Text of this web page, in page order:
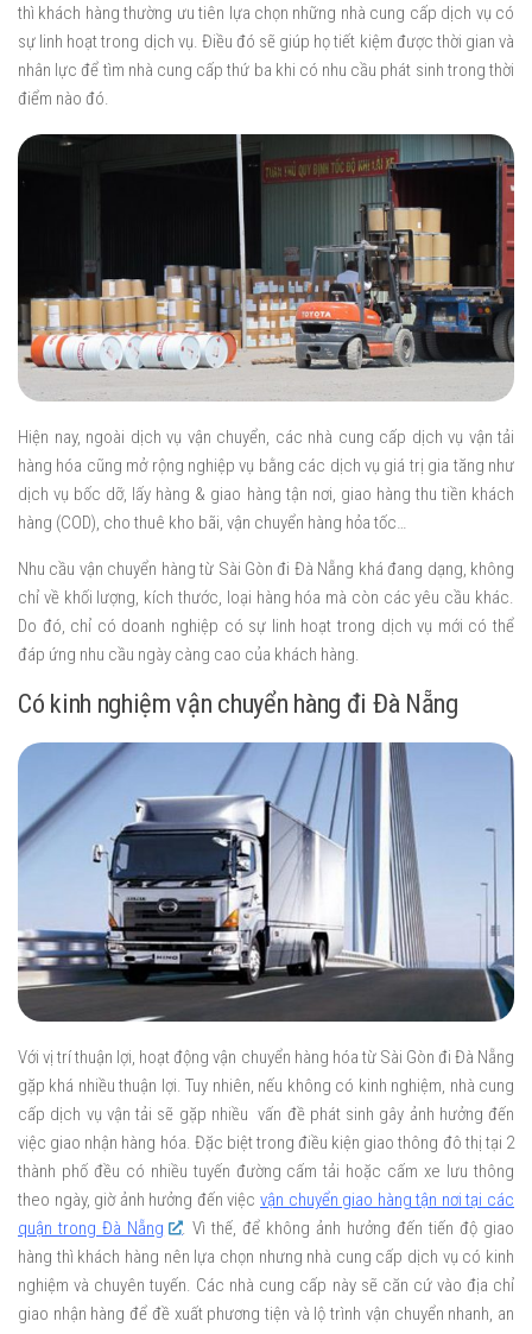
thì khách hàng thường ưu tiên lựa chọn những nhà cung cấp dịch vụ có
sự linh hoạt trong dịch vụ. Điều đó sẽ giúp họ tiết kiệm được thời gian và
nhân lực để tìm nhà cung cấp thứ ba khi có nhu cầu phát sinh trong thời
điểm nào đó.
Hiện nay, ngoài dịch vụ vận chuyển, các nhà cung cấp dịch vụ vận tải
hàng hóa cũng mở rộng nghiệp vụ bằng các dịch vụ giá trị gia tăng như
dịch vụ bốc dỡ, lấy hàng & giao hàng tận nơi, giao hàng thu tiền khách
hàng (COD), cho thuê kho bãi, vận chuyển hàng hỏa tốc…
Nhu cầu vận chuyển hàng từ Sài Gòn đi Đà Nẵng khá đang dạng, không
chỉ về khối lượng, kích thước, loại hàng hóa mà còn các yêu cầu khác.
Do đó, chỉ có doanh nghiệp có sự linh hoạt trong dịch vụ mới có thể
đáp ứng nhu cầu ngày càng cao của khách hàng.
Có kinh nghiệm vận chuyển hàng đi Đà Nẵng
Với vị trí thuận lợi, hoạt động vận chuyển hàng hóa từ Sài Gòn đi Đà Nẵng
gặp khá nhiều thuận lợi. Tuy nhiên, nếu không có kinh nghiệm, nhà cung
cấp dịch vụ vận tải sẽ gặp nhiều vấn đề phát sinh gây ảnh hưởng đến
việc giao nhận hàng hóa. Đặc biệt trong điều kiện giao thông đô thị tại 2
thành phố đều có nhiều tuyến đường cấm tải hoặc cấm xe lưu thông
theo ngày, giờ ảnh hưởng đến việc vận chuyển giao hàng tận nơi tại các
quận trong Đà Nẵng
. Vì thế, để không ảnh hưởng đến tiến độ giao
hàng thì khách hàng nên lựa chọn nhưng nhà cung cấp dịch vụ có kinh
nghiệm và chuyên tuyến. Các nhà cung cấp này sẽ căn cứ vào địa chỉ
giao nhận hàng để đề xuất phương tiện và lộ trình vận chuyển nhanh, an